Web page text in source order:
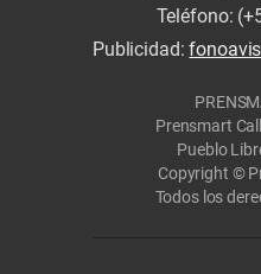
Teléfono:
Publicidad:
Prensmart
Pueblo
Copyright ©
Todos los